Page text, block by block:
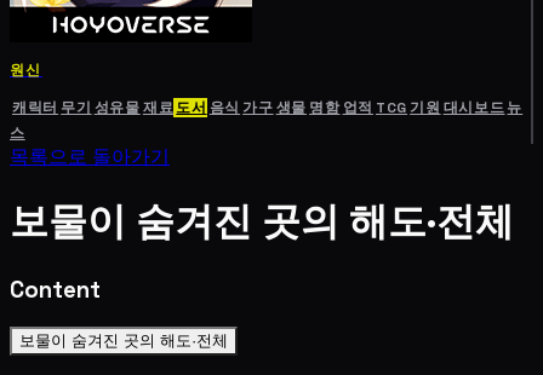
원신
캐릭터 무기 성유물재료도서 음식 가구생물 명함 업적 TCG기원 대시보드뉴
스
목록으로 돌아가기
보물이 숨겨진 곳의 해도·전체
Content
보물이 숨겨진 곳의 해도·전체